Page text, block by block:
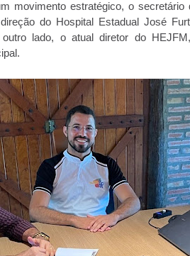
movimento estratégico, o secretário
do Hospital Estadual José
lado, o atual diretor do